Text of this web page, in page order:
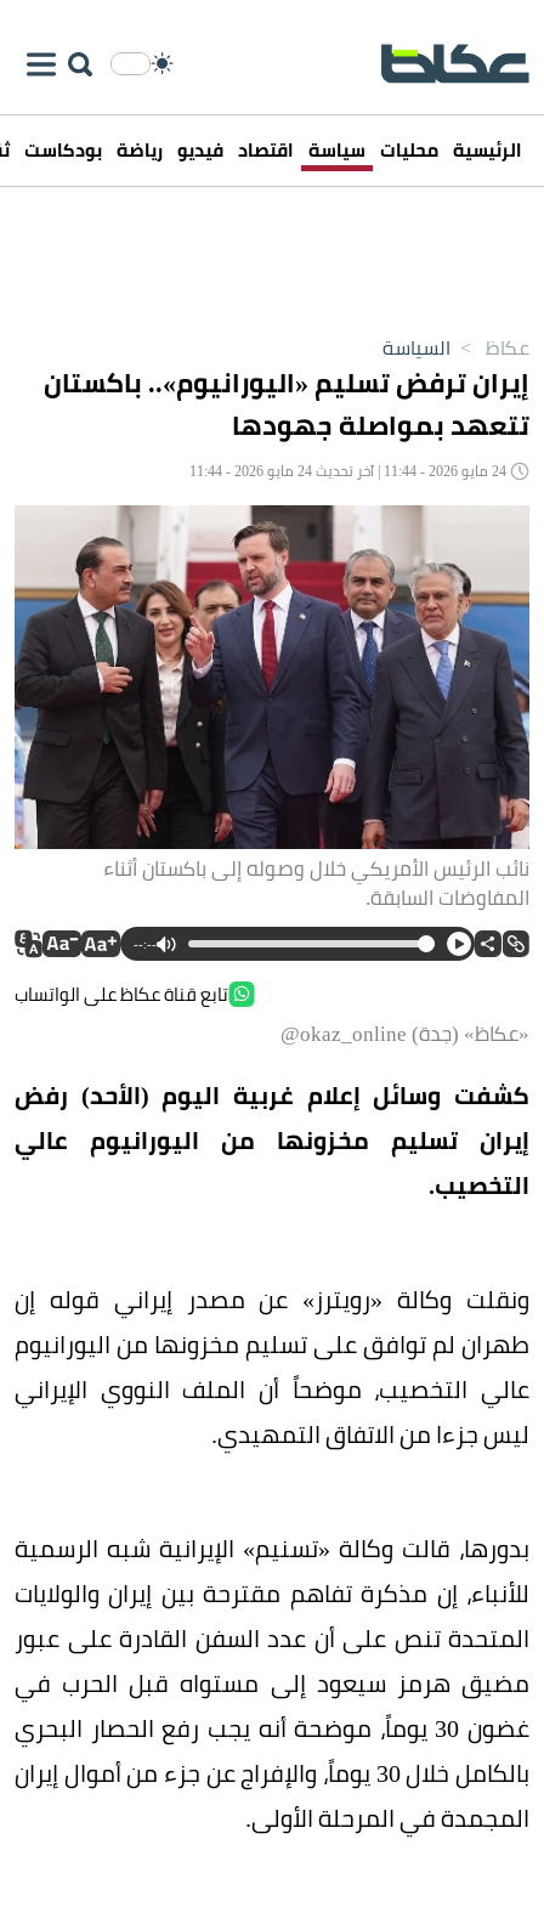
الرئيسية محليات سياسة اقتصاد فيديو رياضة بودكاست
عكاظ > السياسة
إيران ترفض تسليم «اليورانيوم».. باكستان
تتعهد بمواصلة جهودها
نائب الرئيس الأمريكي خلال وصوله إلى باكستان أثناء
المفاوضات السابقة.
--:--
تابع قناة عكاظ على الواتساب
«عكاظ» (جدة) okaz_online@
كشفت وسائل إعلام غربية اليوم (الأحد) رفض
إيران تسليم مخزونها من اليورانيوم عالي
التخصيب.
ونقلت وكالة «رويترز» عن مصدر إيراني قوله إن
طهران لم توافق على تسليم مخزونها من اليورانيوم
عالي التخصيب، موضحاً أن الملف النووي الإيراني
ليس جزءا من الاتفاق التمهيدي.
بدورها، قالت وكالة «تسنيم» الإيرانية شبه الرسمية
للأنباء، إن مذكرة تفاهم مقترحة بين إيران والولايات
المتحدة تنص على أن عدد السفن القادرة على عبور
مضيق هرمز سيعود إلى مستواه قبل الحرب في
غضون 30 يوماً، موضحة أنه يجب رفع الحصار البحري
بالكامل خلال 30 يوماً، والإفراج عن جزء من أموال إيران
المجمدة في المرحلة الأولى.